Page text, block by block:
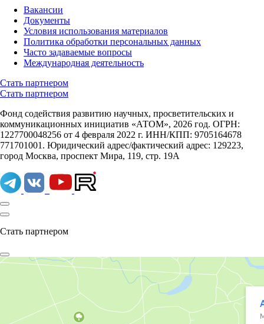
Вакансии
Документы
Условия использования материалов
Политика обработки персональных данных
Часто задаваемые вопросы
Международная деятельность
Стать партнером
Стать партнером
Фонд содействия развитию научных, просветительских и
коммуникационных инициатив «АТОМ», 2026 год. ОГРН:
1227700048256 от 4 февраля 2022 г. ИНН/КПП: 9705164678
771701001. Юридический адрес/фактический адрес: 129223,
город Москва, проспект Мира, 119, стр. 19А
Стать партнером